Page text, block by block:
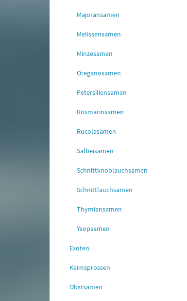
Zucchini Baccara F1
Majoransamen
Melissensamen
Minzesamen
Oreganosamen
Petersiliensamen
Rosmarinsamen
Rucolasamen
Salbeisamen
Schnittknoblauchsamen
Schnittlauchsamen
Thymiansamen
Ysopsamen
Exoten
Keimsprossen
Obstsamen